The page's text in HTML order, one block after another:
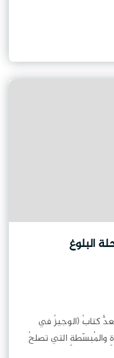
البلوغ
كتابُ (الوجيزُ في
والمُبسّطةِ التي تصلحُ